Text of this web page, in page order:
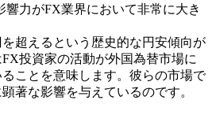
響力がFX業界において非常に大き
を超えるという歴史的な円安傾向が
投資家の活動が外国為替市場に
ことを意味します。彼らの市場で
著な影響を与えているのです。